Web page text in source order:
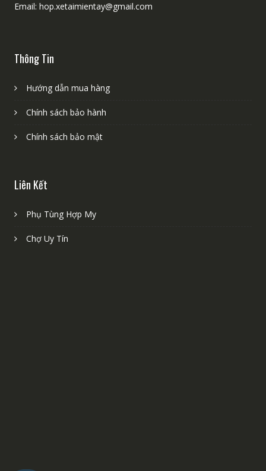
Email: hop.xetaimientay@gmail.com
Thông Tin
Hướng dẫn mua hàng
Chính sách bảo hành
Chính sách bảo mật
Liên Kết
Phụ Tùng Hợp My
Chợ Uy Tín